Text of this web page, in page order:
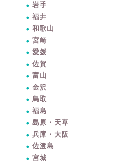
岩手
福井
和歌山
宮崎
愛媛
佐賀
富山
金沢
鳥取
福島
島原・天草
兵庫・大阪
佐渡島
宮城